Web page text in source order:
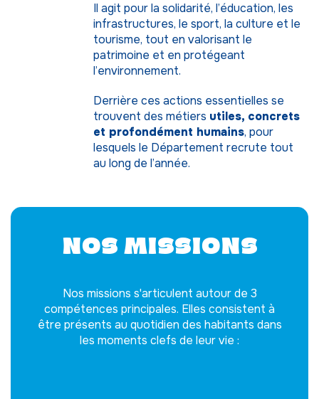
Il agit pour la solidarité, l’éducation, les
infrastructures, le sport, la culture et le
tourisme, tout en valorisant le
patrimoine et en protégeant
l’environnement.
Derrière ces actions essentielles se
trouvent des métiers utiles, concrets
et profondément humains, pour
lesquels le Département recrute tout
au long de l’année.
Nos missions
Nos missions s'articulent autour de 3
compétences principales. Elles consistent à
être présents au quotidien des habitants dans
les moments clefs de leur vie :